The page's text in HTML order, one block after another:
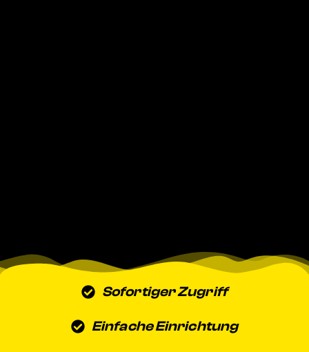
Sofortiger Zugriff
Einfache Einrichtung